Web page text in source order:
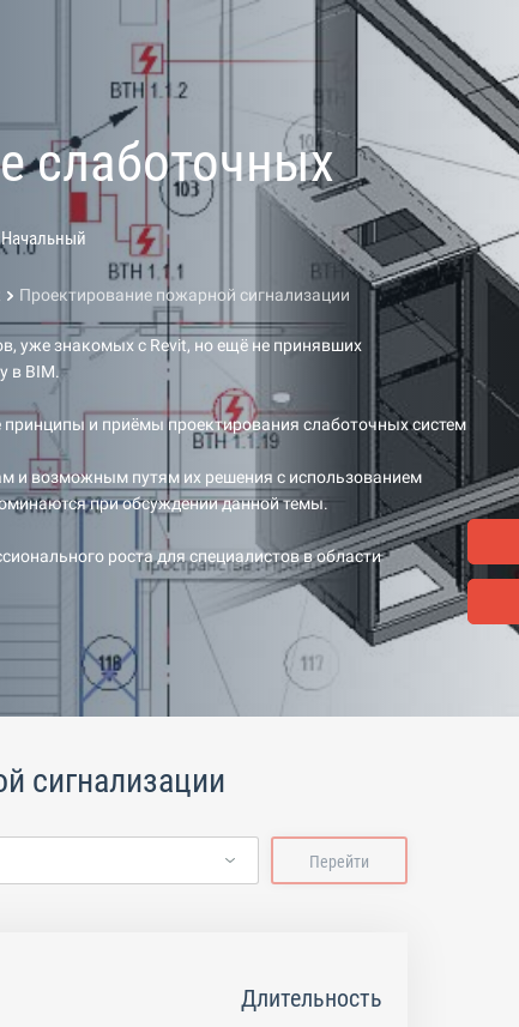
слаботочных
Начальный
Проектирование пожарной сигнализации
уже знакомых с Revit, но ещё не принявших
в BIM.
и приёмы проектирования слаботочных систем
и возможным путям их решения с использованием
при обсуждении данной темы.
роста для специалистов в области
сигнализации
Перейти
Длительность